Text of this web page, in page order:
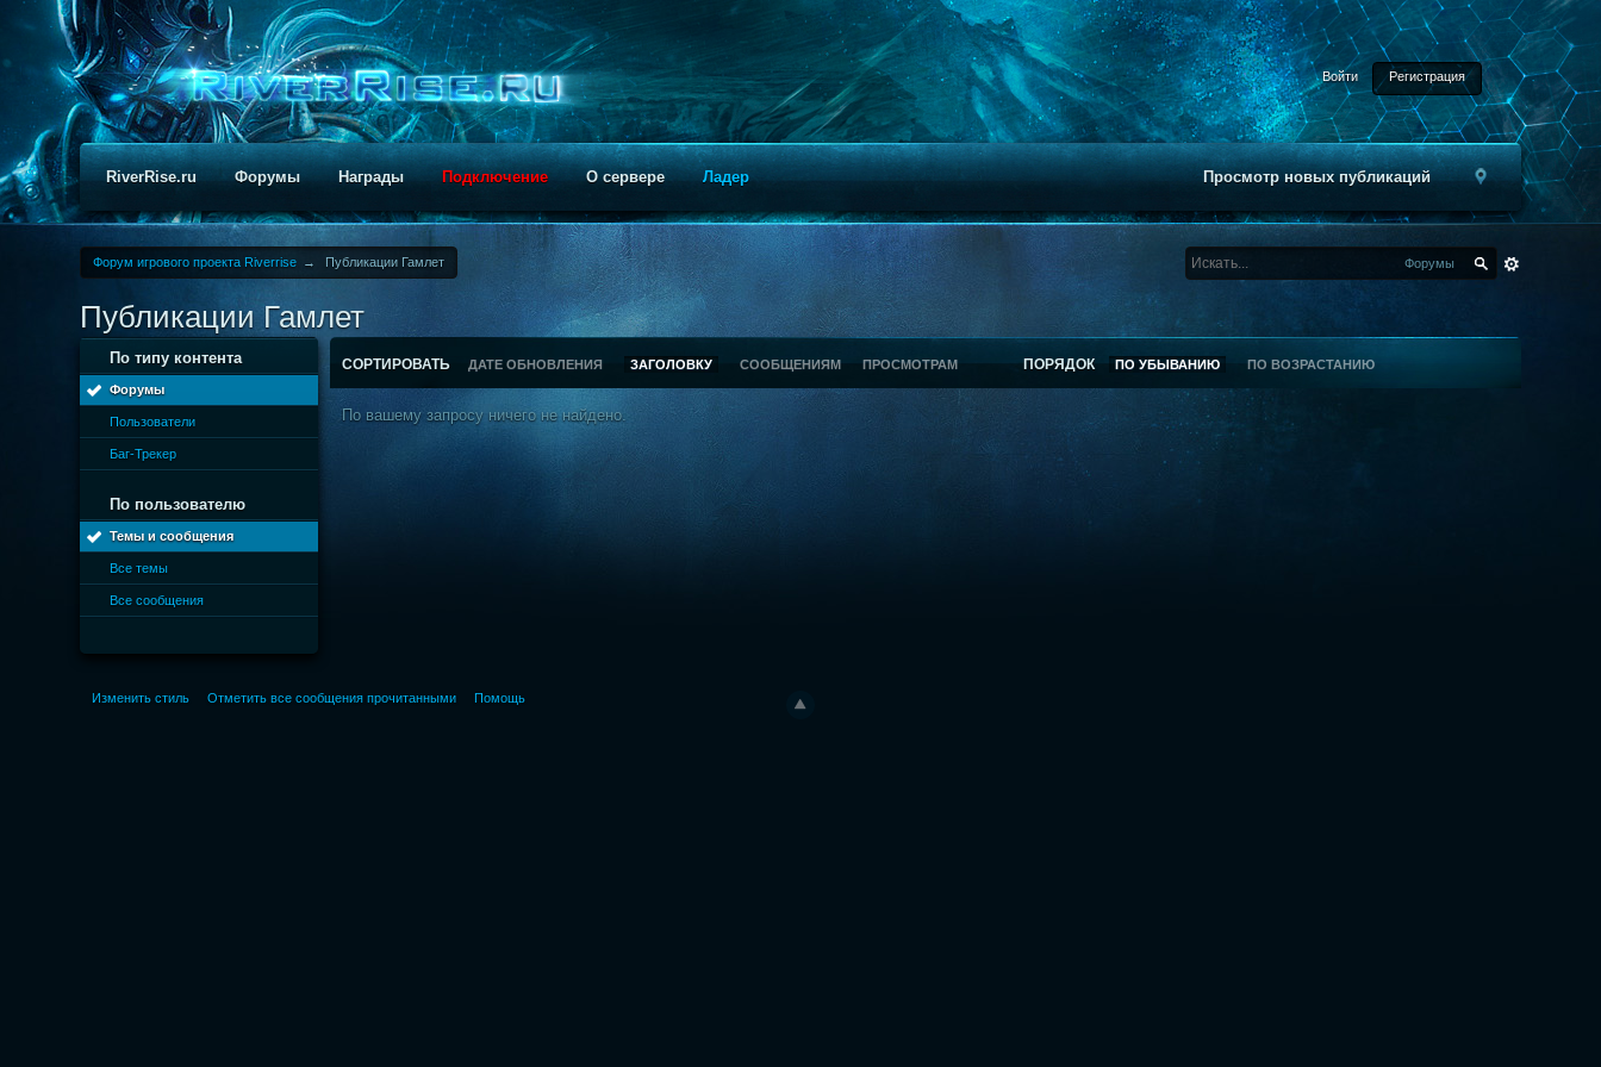
Войти Регистрация
Просмотр новых публикаций
RiverRise.ru Форумы Награды Подключение О сервере Ладер
Форум игрового проекта Riverrise → Публикации Гамлет Форумы
Публикации Гамлет
По типу контента
Форумы
Пользователи
Баг-Трекер
По пользователю
Темы и сообщения
Все темы
Все сообщения
СОРТИРОВАТЬ ДАТЕ ОБНОВЛЕНИЯ ЗАГОЛОВКУ СООБЩЕНИЯМ ПРОСМОТРАМ ПОРЯДОК ПО УБЫВАНИЮ ПО ВОЗРАСТАНИЮ
По вашему запросу ничего не найдено.
Изменить стиль Отметить все сообщения прочитанными Помощь